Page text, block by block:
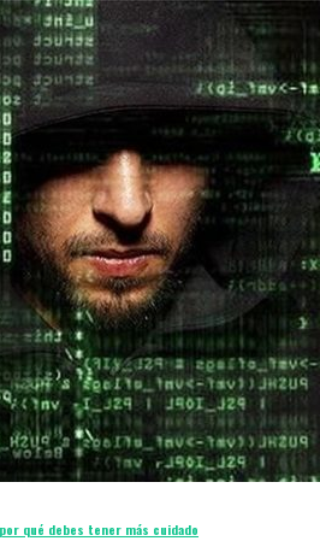
qué debes tener más cuidado